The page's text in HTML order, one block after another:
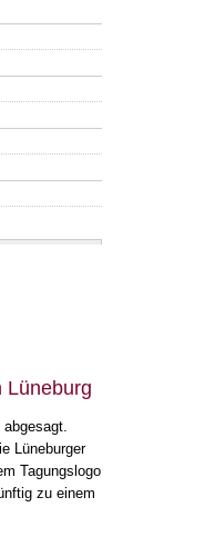
Lüneburg
abgesagt.
Lüneburger
Tagungslogo
zu einem